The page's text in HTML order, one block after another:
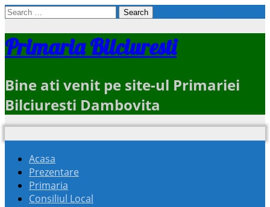
Search
Primaria Bilciuresti
Bine ati venit pe site-ul Primariei
Bilciuresti Dambovita
Acasa
Prezentare
Primaria
Consiliul Local